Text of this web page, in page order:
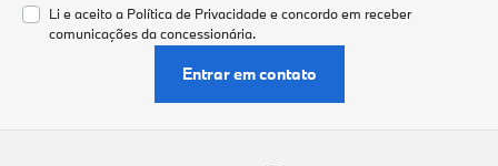
Li e aceito a Política de Privacidadee concordo em receber
comunicações da concessionária.
Entrar em contato